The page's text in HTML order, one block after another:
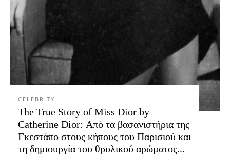
CELEBRITY
The True Story of Miss Dior by
Catherine Dior: Από τα βασανιστήρια της
Γκεστάπο στους κήπους του Παρισιού και
τη δημιουργία του θρυλικού αρώματος...